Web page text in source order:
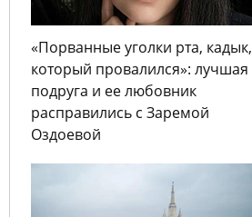
«Порванные уголки рта, кадык,
который провалился»: лучшая
подруга и ее любовник
расправились с Заремой
Оздоевой